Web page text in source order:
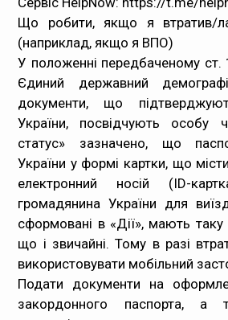
Що робити, якщо я втратив/
(наприклад, якщо я ВПО)
У положенні передбаченому
Єдиний державний
документи, що
України, посвідчують особу
статус» зазначено, що
України у формі картки, що
електронний носій (ID-
громадянина України для
сформовані в «Дії», мають
що і звичайні. Тому в разі
використовувати мобільний
Подати документи на
закордонного паспорта, а